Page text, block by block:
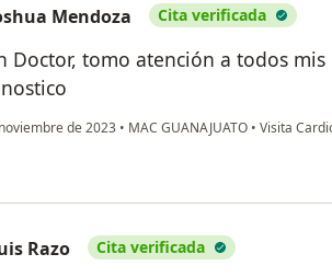
Mendoza Cita verificada
Doctor, tomo atención a todos
de 2023 • MAC GUANAJUATO • Visita
Razo Cita verificada